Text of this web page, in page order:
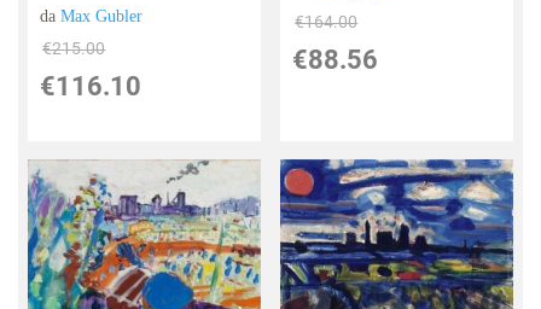
daMax Gubler
€215.00
€116.10
€164.00
€88.56